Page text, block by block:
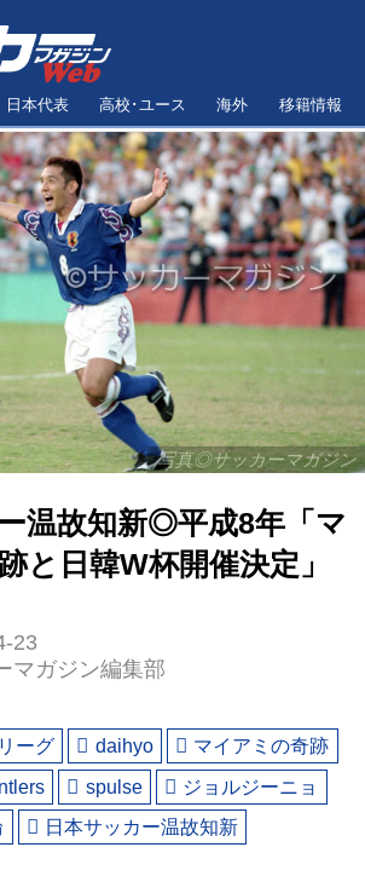
日本代表 高校･ユース 海外 移籍情報
写真◎サッカーマガジン
温故知新◎平成8年「マ
と日韓W杯開催決定」
23
マガジン編集部
ーグ daihyo
マイアミの奇跡
spulse
ジョルジーニョ
日本サッカー温故知新